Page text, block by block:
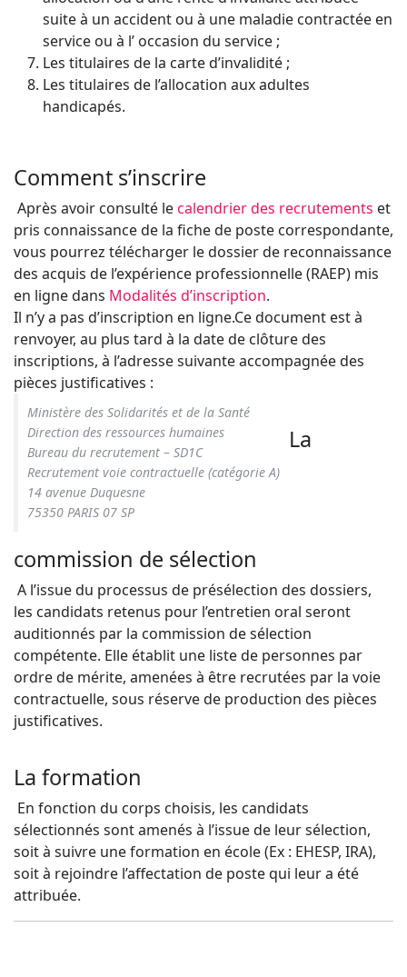
suite à un accident ou à une maladie contractée en
service ou à l’ occasion du service ;
Les titulaires de la carte d’invalidité ;
Les titulaires de l’allocation aux adultes
handicapés.
Comment s’inscrire
Après avoir consulté lecalendrier des recrutements et
pris connaissance de la fiche de poste correspondante,
vous pourrez télécharger le dossier de reconnaissance
des acquis de l’expérience professionnelle (RAEP) mis
en ligne dans Modalités d’inscription.
Il n’y a pas d’inscription en ligne.Ce document est à
renvoyer, au plus tard à la date de clôture des
inscriptions, à l’adresse suivante accompagnée des
pièces justificatives :
Ministère des Solidarités et de la Santé
Direction des ressources humaines
Bureau du recrutement – SD1C
Recrutement voie contractuelle (catégorie A)
14 avenue Duquesne
75350 PARIS 07 SP
La
commission de sélection
A l’issue du processus de présélection des dossiers,
les candidats retenus pour l’entretien oral seront
auditionnés par la commission de sélection
compétente. Elle établit une liste de personnes par
ordre de mérite, amenées à être recrutées par la voie
contractuelle, sous réserve de production des pièces
justificatives.
La formation
En fonction du corps choisis, les candidats
sélectionnés sont amenés à l’issue de leur sélection,
soit à suivre une formation en école (Ex : EHESP, IRA),
soit à rejoindre l’affectation de poste qui leur a été
attribuée.